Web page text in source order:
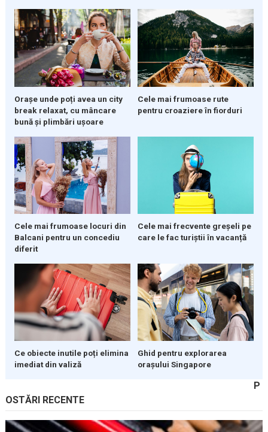
Orașe unde poți avea un city
break relaxat, cu mâncare
bună și plimbări ușoare
Cele mai frumoase rute
pentru croaziere în fiorduri
Cele mai frumoase locuri din
Balcani pentru un concediu
diferit
Cele mai frecvente greșeli pe
care le fac turiștii în vacanță
Ce obiecte inutile poți elimina
imediat din valiză
Ghid pentru explorarea
orașului Singapore
P
OSTĂRI RECENTE